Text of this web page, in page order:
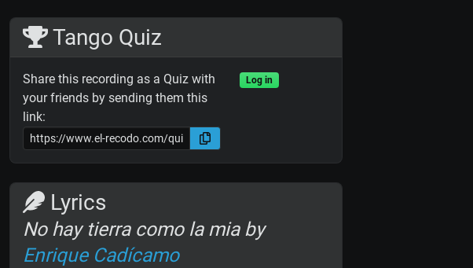
Tango Quiz
Share this recording as a Quiz with
your friends by sending them this
link:
Log in
Lyrics
No hay tierra como la mia by
Enrique Cadícamo